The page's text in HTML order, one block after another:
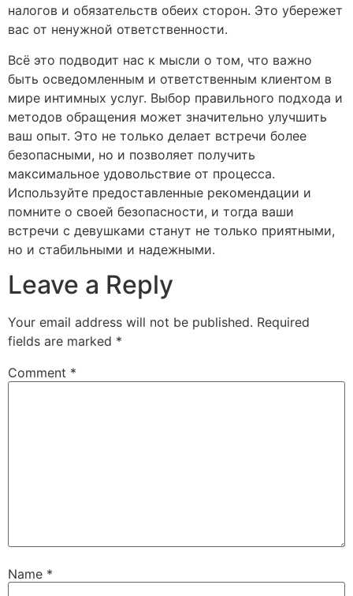
налогов и обязательств обеих сторон. Это убережет
вас от ненужной ответственности.
Всё это подводит нас к мысли о том, что важно
быть осведомленным и ответственным клиентом в
мире интимных услуг. Выбор правильного подхода и
методов обращения может значительно улучшить
ваш опыт. Это не только делает встречи более
безопасными, но и позволяет получить
максимальное удовольствие от процесса.
Используйте предоставленные рекомендации и
помните о своей безопасности, и тогда ваши
встречи с девушками станут не только приятными,
но и стабильными и надежными.
Leave a Reply
Your email address will not be published. Required
fields are marked *
Comment *
Name *